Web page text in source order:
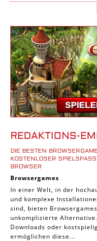
Download Spiele
3D Spiele
Tablet Spiele
Android Spiele
iPhone Spiele
iOS Spiele
Cross-Platform Spiele
iPad Spiele
Denk Spiele
Piraten Spiele
Sport Spiele
Pferde Spiele
Simulation Spiele
REDAKTIONS-
DIE BESTEN
KOSTENLOSER SPIELSPASS
ROWSER
Browsergames
In einer Welt, in der
und komplexe
sind, bieten
unkomplizierte
Downloads oder
ermöglichen diese...